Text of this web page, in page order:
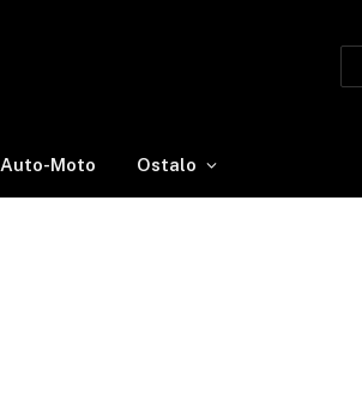
Auto-Moto Ostalo